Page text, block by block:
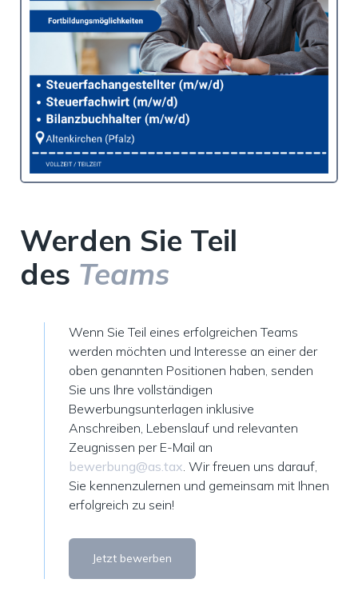
Werden Sie Teil
des Teams
Wenn Sie Teil eines erfolgreichen Teams
werden möchten und Interesse an einer der
oben genannten Positionen haben, senden
Sie uns Ihre vollständigen
Bewerbungsunterlagen inklusive
Anschreiben, Lebenslauf und relevanten
Zeugnissen per E-Mail an
bewerbung@as.tax . Wir freuen uns darauf,
Sie kennenzulernen und gemeinsam mit Ihnen
erfolgreich zu sein!
Jetzt bewerben